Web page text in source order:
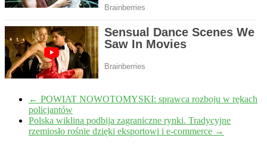
← POWIAT NOWOTOMYSKI: sprawca rozboju w rękach
policjantów
Polska wiklina podbija zagraniczne rynki. Tradycyjne
rzemiosło rośnie dzięki eksportowi i e-commerce →